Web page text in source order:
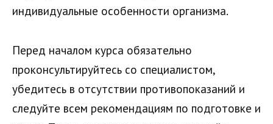
индивидуальные особенности организма.
Перед началом курса обязательно
проконсультируйтесь со специалистом,
убедитесь в отсутствии противопоказаний и
следуйте всем рекомендациям по подготовке и